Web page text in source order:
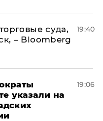
суда,
– Bloomberg
19:40
указали на
19:06